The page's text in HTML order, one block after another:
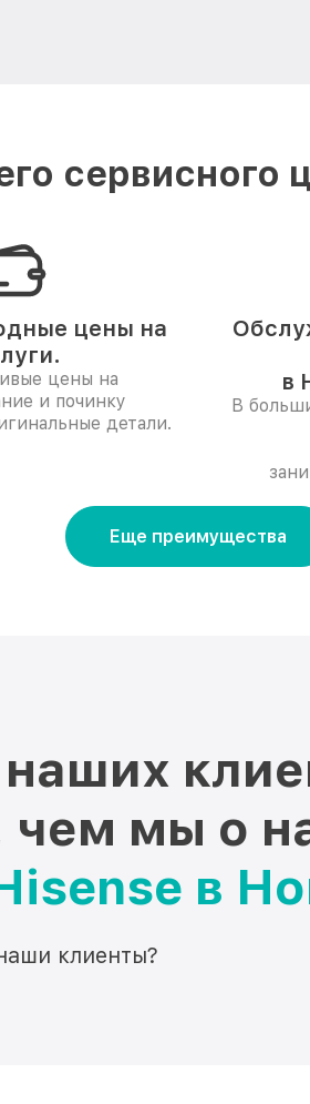
сервисного
цены на
цены на
и починку
детали.
в
В
Еще преимущества
чем мы о
в
клиенты?